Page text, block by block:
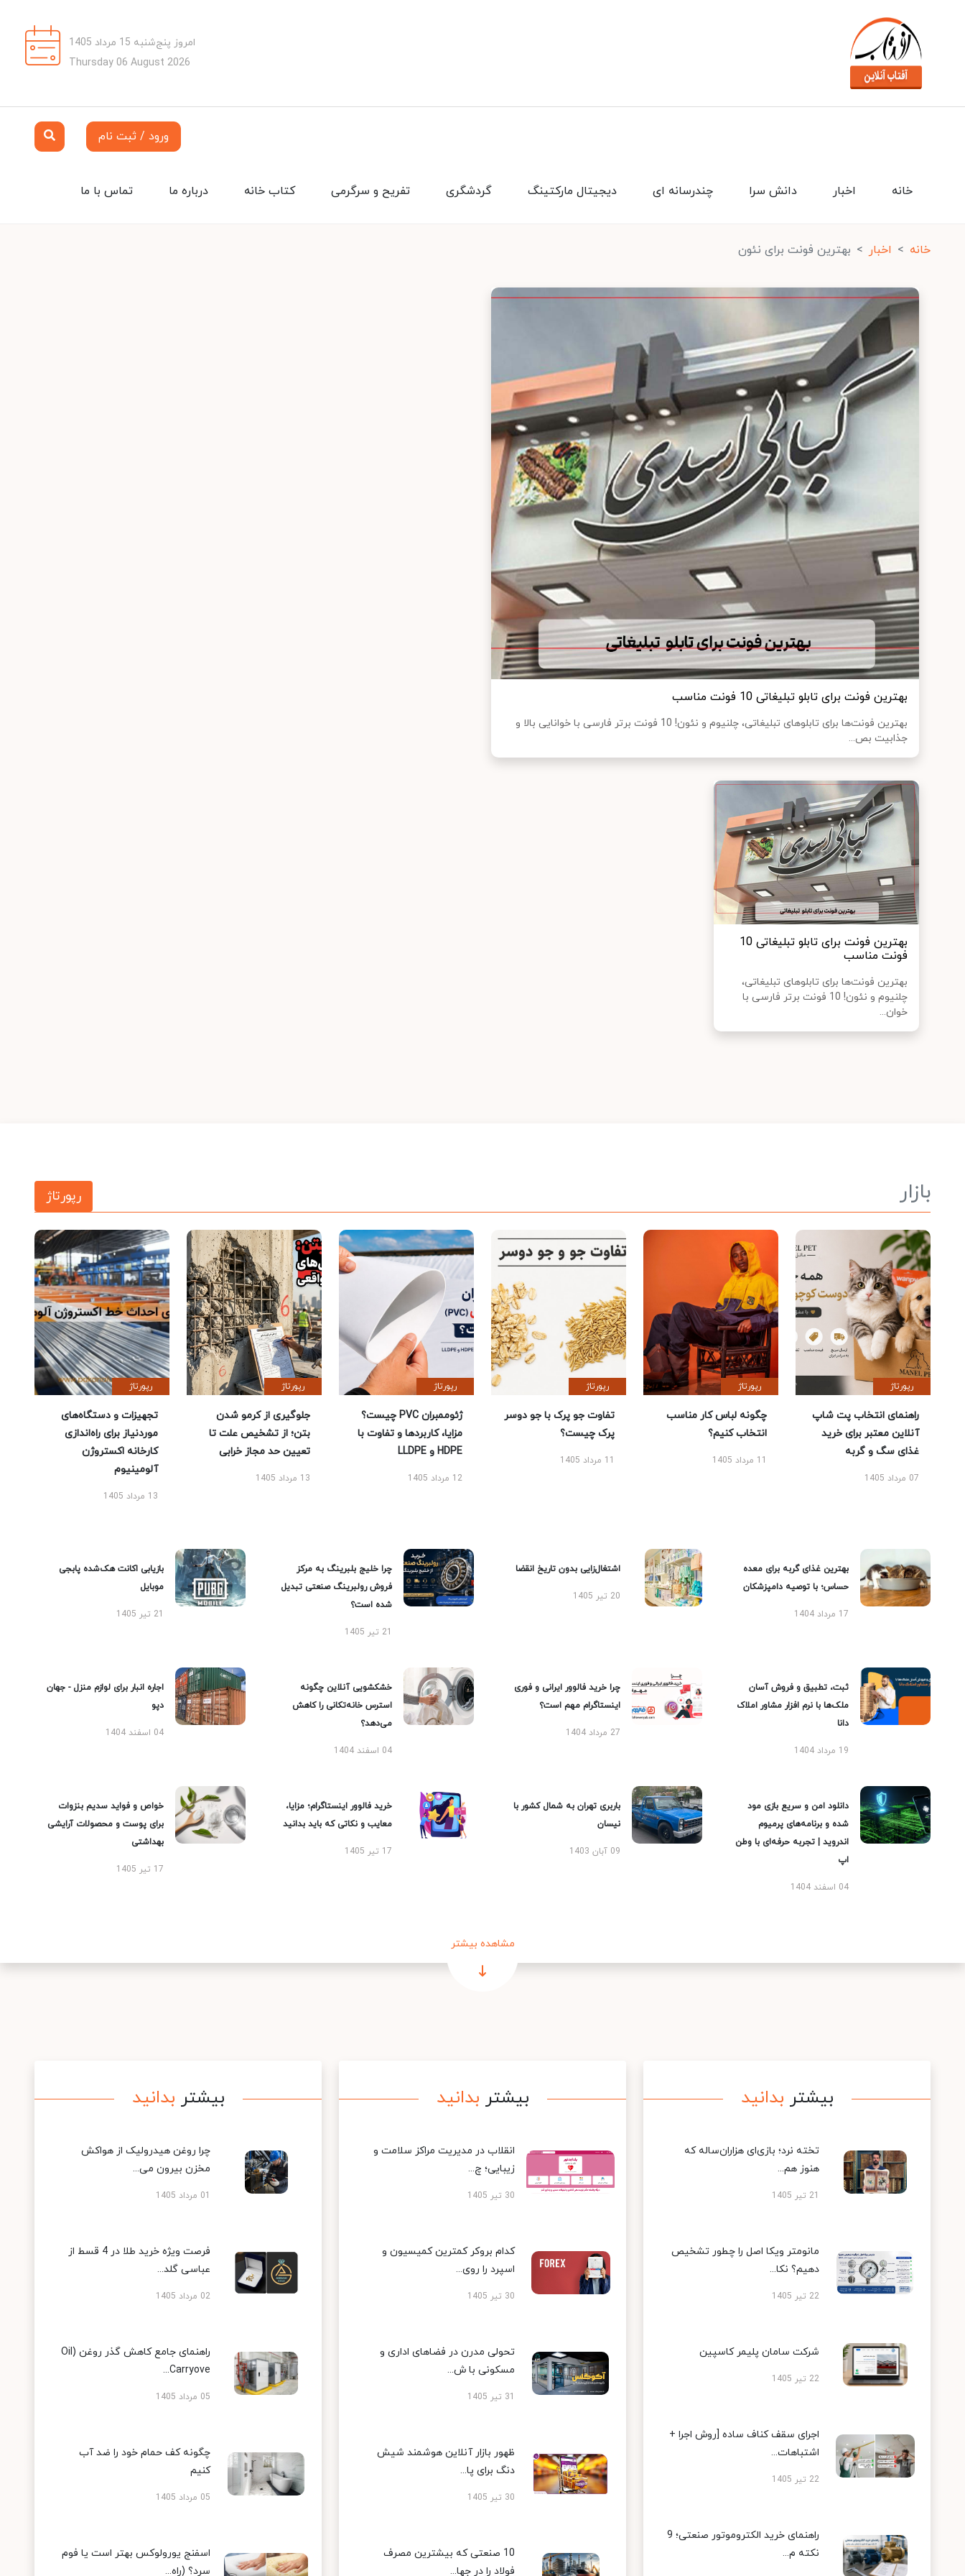
امروز پنج‌شنبه 15 مرداد 1405
Thursday 06 August 2026
ورود / ثبت نام
تماس با ما درباره ما کتاب خانه تفریح و سرگرمی گردشگری دیجیتال مارکتینگ چندرسانه ای دانش سرا اخبار خانه
خانه اخبار بهترین فونت برای نئون
بهترین فونت برای تابلو تبلیغاتی 10 فونت مناسب
بهترین فونت‌ها برای تابلوهای تبلیغاتی، چلنیوم و نئون! 10 فونت برتر فارسی با خوانایی بالا و
جذابیت بص...
بهترین فونت برای تابلو تبلیغاتی 10
فونت مناسب
بهترین فونت‌ها برای تابلوهای تبلیغاتی،
چلنیوم و نئون! 10 فونت برتر فارسی با
خوان...
بازار رپورتاژ
رپورتاژ
راهنمای انتخاب پت شاپ
آنلاین معتبر برای خرید
غذای سگ و گربه
07 مرداد 1405
رپورتاژ
چگونه لباس کار مناسب
انتخاب کنیم؟
11 مرداد 1405
رپورتاژ
تفاوت جو پرک با جو دوسر
پرک چیست؟
11 مرداد 1405
رپورتاژ
ژئوممبران PVC چیست؟
مزایا، کاربردها و تفاوت با
HDPE و LLDPE
12 مرداد 1405
رپورتاژ
جلوگیری از کرمو شدن
بتن؛ از تشخیص علت تا
تعیین حد مجاز خرابی
13 مرداد 1405
رپورتاژ
تجهیزات و دستگاه‌های
موردنیاز برای راه‌اندازی
کارخانه اکستروژن
آلومینیوم
13 مرداد 1405
بهترین غذای گربه برای معده
حساس؛ با توصیه دامپزشکان
17 مرداد 1404
اشتغال‌زایی بدون تاریخ انقضا
20 تیر 1405
چرا خلیج بلبرینگ به مرکز
فروش رولبرینگ صنعتی تبدیل
شده است؟
21 تیر 1405
بازیابی اکانت هک‌شده پابجی
موبایل
21 تیر 1405
ثبت، تطبیق و فروش آسان
ملک‌ها با نرم افزار مشاور املاک
دانا
19 مرداد 1404
چرا خرید فالوور ایرانی و فوری
اینستاگرام مهم است؟
27 مرداد 1404
خشکشویی آنلاین چگونه
استرس خانه‌تکانی را کاهش
می‌دهد؟
04 اسفند 1404
اجاره انبار برای لوازم منزل - جهان
دپو
04 اسفند 1404
دانلود امن و سریع بازی مود
شده و برنامه‌های پرمیوم
اندروید | تجربه حرفه‌ای با وطن
اپ
04 اسفند 1404
باربری تهران به شمال کشور با
نیسان
09 آبان 1403
خرید فالوور اینستاگرام؛ مزایا،
معایب و نکاتی که باید بدانید
17 تیر 1405
خواص و فواید سدیم بنزوات
برای پوست و محصولات آرایشی
بهداشتی
17 تیر 1405
مشاهده بیشتر
بیشتر بدانید
تخته نرد؛ بازی‌ای هزاران‌ساله که
هنوز هم...
21 تیر 1405
مانومتر ویکا اصل را چطور تشخیص
دهیم؟ نکا...
22 تیر 1405
شرکت سامان پلیمر کاسپین
22 تیر 1405
اجرای سقف کناف ساده [روش اجرا +
اشتباهات...
22 تیر 1405
راهنمای خرید الکتروموتور صنعتی؛ 9
نکته م...
بیشتر بدانید
انقلاب در مدیریت مراکز سلامت و
زیبایی؛ چ...
30 تیر 1405
کدام بروکر کمترین کمیسیون و
اسپرد را روی...
30 تیر 1405
تحولی مدرن در فضاهای اداری و
مسکونی با ش...
31 تیر 1405
ظهور بازار آنلاین هوشمند شیش
دنگ برای پا...
30 تیر 1405
10 صنعتی که بیشترین مصرف
فولاد را در جها...
بیشتر بدانید
چرا روغن هیدرولیک از هواکش
مخزن بیرون می...
01 مرداد 1405
فرصت ویژه خرید طلا در 4 قسط از
عباسی گلد...
02 مرداد 1405
راهنمای جامع کاهش گذر روغن (Oil
Carryove...
05 مرداد 1405
چگونه کف حمام خود را ضد آب
کنیم
05 مرداد 1405
اسفنج یورولوکس بهتر است یا فوم
سرد؟ (راه...